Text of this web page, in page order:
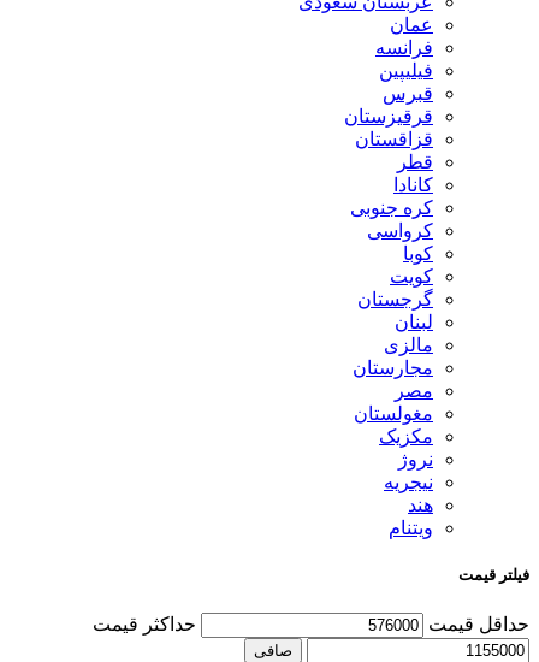
عمان
فرانسه
فیلیپین
قبرس
قرقیزستان
قزاقستان
قطر
کانادا
کره جنوبی
کرواسی
کوبا
کویت
گرجستان
لبنان
مالزی
مجارستان
مصر
مغولستان
مکزیک
نروژ
نیجریه
هند
ویتنام
فیلتر قیمت
حداقل قیمت حداكثر قيمت
صافی